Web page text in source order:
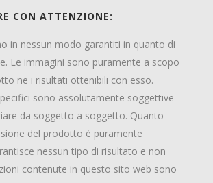
CON ATTENZIONE:
in nessun modo garantiti in quanto di
Le immagini sono puramente a scopo
ne i risultati ottenibili con esso.
sono assolutamente soggettive
da soggetto a soggetto. Quanto
del prodotto è puramente
nessun tipo di risultato e non
contenute in questo sito web sono